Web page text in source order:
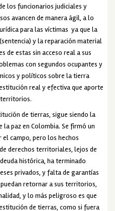
los funcionarios judiciales y
avancen de manera ágil, a lo
para las víctimas ya que la
y la reparación material
de estas sin acceso real a sus
con segundos ocupantes y
y políticos sobre la tierra
real y efectiva que aporte
territorios.
de tierras, sigue siendo la
la paz en Colombia. Se firmó un
campo, pero los hechos
derechos territoriales, lejos de
histórica, ha terminado
privados, y falta de garantías
retornar a sus territorios,
y lo más peligroso es que
de tierras, como si fuera